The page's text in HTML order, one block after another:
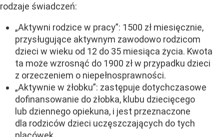
rodzaje świadczeń:
„Aktywni rodzice w pracy”: 1500 zł miesięcznie,
przysługujące aktywnym zawodowo rodzicom
dzieci w wieku od 12 do 35 miesiąca życia. Kwota
ta może wzrosnąć do 1900 zł w przypadku dzieci
z orzeczeniem o niepełnosprawności.
„Aktywnie w żłobku”: zastępuje dotychczasowe
dofinansowanie do żłobka, klubu dziecięcego
lub dziennego opiekuna, i jest przeznaczone
dla rodziców dzieci uczęszczających do tych